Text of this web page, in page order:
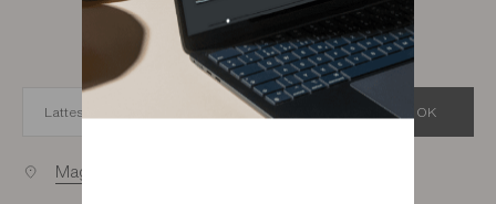
à Lattes
OK
Magasins proches de vous